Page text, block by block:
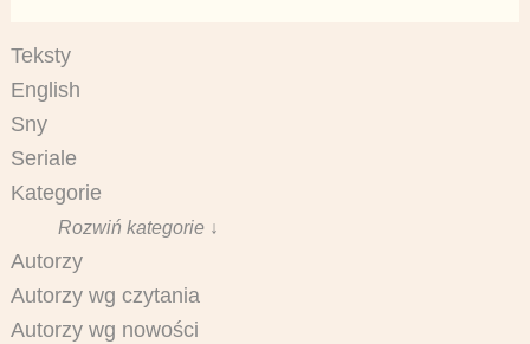
Teksty
English
Sny
Seriale
Kategorie
Rozwiń kategorie ↓
Autorzy
Autorzy wg czytania
Autorzy wg nowości